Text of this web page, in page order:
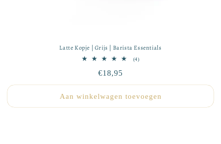
Latte Kopje | Grijs | Barista Essentials
(4)4
Normale
prijs
€18,95
Aan winkelwagen toevoegen